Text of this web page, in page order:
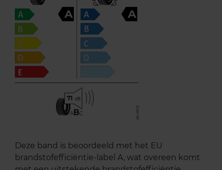
A A
71
ABC
Deze band is beoordeeld met het EU
brandstofefficiëntie-label A, wat overeen komt